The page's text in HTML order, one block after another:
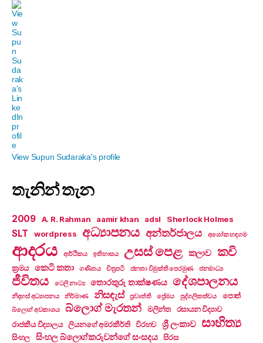
View Supun Sudaraka's profile
තැනින් තැන
2009 A. R. Rahman aamir khan adsl Sherlock Holmes
SLT wordpress අධ්‍යාපනය අන්තර්ජාලය අශෝක හඳගම
ආදරය ආර්ථිකය ඉතිහාසය උසස් පෙළ කලාව කවි
ක්‍රමය කෙටි කතා ගණිතය චිත්‍රපටි ජනතා විමුක්ති පෙරමුණ ජනමාධ්‍ය
ජීවිතය ටෙලි නාට්‍ය තොරතුරු තාක්ෂණය දේශපාලනය
නිදහස් අධ්‍යාපනය නිර්මාණ නිසඳැස් ප්‍රවෘත්ති ප්‍රේමය පුද්ගලිකත්වය පොත්
බ්ලොග් අවකාශය බ්ලොග් මැරතන් මලින්ත
රසායන විද්‍යාව
රාජකීය විද්‍යාලය
ලියනගේ අමරකීර්ති විරහව ශ්‍රී ලංකාව සාහිත්‍ය
සිංහල සිංහල බ්ලොග්කරුවන්ගේ සංසදය සිරස